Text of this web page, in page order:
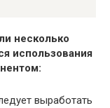
несколько
использования
выработать